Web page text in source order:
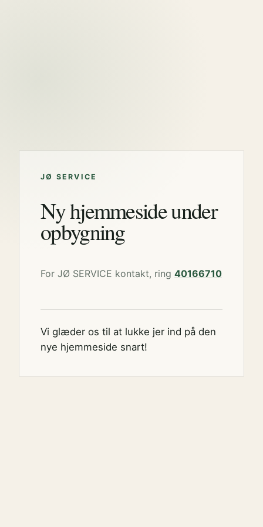
JØ SERVICE
Ny hjemmeside under
opbygning
For JØ SERVICE kontakt, ring 40166710
Vi glæder os til at lukke jer ind på den
nye hjemmeside snart!